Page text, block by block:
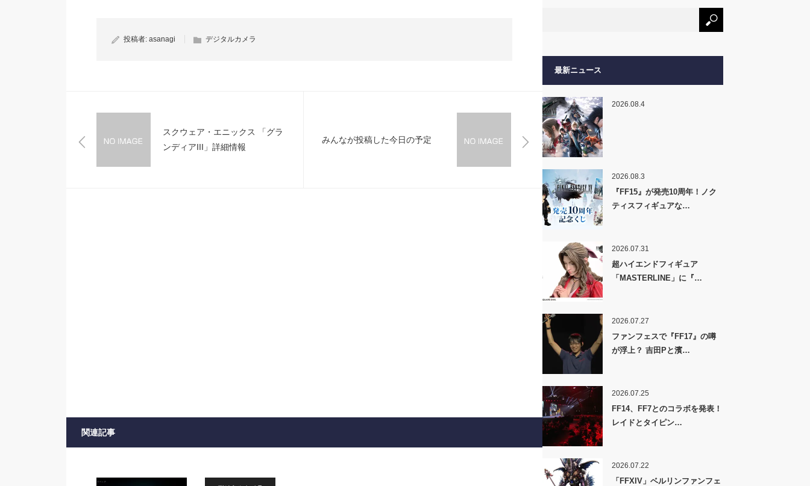
投稿者: asanagi デジタルカメラ
スクウェア・エニックス 「グラ
ンディアIII」詳細情報
みんなが投稿した今日の予定
関連記事
最新ニュース
2026.08.4
2026.08.3
『FF15』が発売10周年！ノク
ティスフィギュアな…
2026.07.31
超ハイエンドフィギュア
「MASTERLINE」に『…
2026.07.27
ファンフェスで『FF17』の噂
が浮上？ 吉田Pと濱…
2026.07.25
FF14、FF7とのコラボを発表！
レイドとタイピン…
2026.07.22
「FFXIV」ベルリンファンフェ